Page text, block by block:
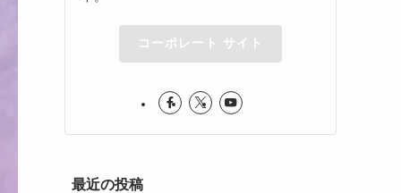
コーポレート サイト
最近の投稿